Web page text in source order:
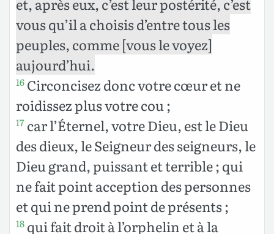
vous qu’il a choisis d’entre tous les
peuples, comme [vous le voyez]
aujourd’hui.
16 Circoncisez donc votre cœur et ne
roidissez plus votre cou ;
17 car l’Éternel, votre Dieu, est le Dieu
des dieux, le Seigneur des seigneurs, le
Dieu grand, puissant et terrible ; qui
ne fait point acception des personnes
et qui ne prend point de présents ;
18 qui fait droit à l’orphelin et à la